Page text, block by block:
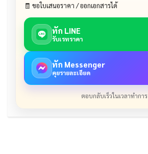
🧾 ขอใบเสนอราคา / ออกเอกสารได้
ทัก LINE
รับเรทราคา
ทัก Messenger
คุยรายละเอียด
ตอบกลับเร็วในเวลาทำการ